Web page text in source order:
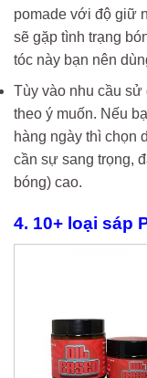
pomade với độ giữ
sẽ gặp tình trạng
tóc này bạn nên
Tùy vào nhu cầu sử
theo ý muốn. Nếu
hàng ngày thì chọn
cần sự sang trọng,
bóng) cao.
4. 10+ loại sáp